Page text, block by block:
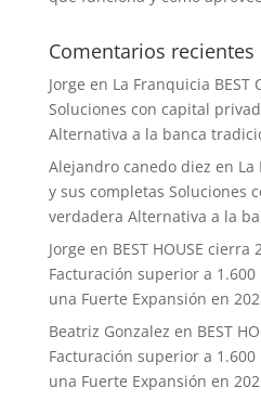
Comentarios recientes
Jorge en La Franquicia BEST
Soluciones con capital
Alternativa a la banca
Alejandro canedo diez en La
y sus completas Soluciones
verdadera Alternativa a la
Jorge en BEST HOUSE cierra
Facturación superior a
una Fuerte Expansión en
Beatriz Gonzalez en BEST
Facturación superior a
una Fuerte Expansión en